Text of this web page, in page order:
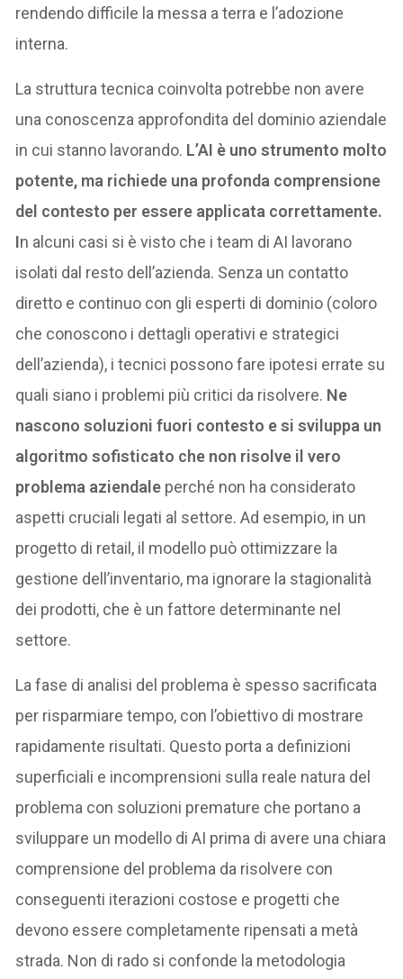
rendendo difficile la messa a terra e l’adozione
interna.
La struttura tecnica coinvolta potrebbe non avere
una conoscenza approfondita del dominio aziendale
in cui stanno lavorando. L’AI è uno strumento molto
potente, ma richiede una profonda comprensione
del contesto per essere applicata correttamente.
In alcuni casi si è visto che i team di AI lavorano
isolati dal resto dell’azienda. Senza un contatto
diretto e continuo con gli esperti di dominio (coloro
che conoscono i dettagli operativi e strategici
dell’azienda), i tecnici possono fare ipotesi errate su
quali siano i problemi più critici da risolvere. Ne
nascono soluzioni fuori contesto e si sviluppa un
algoritmo sofisticato che non risolve il vero
problema aziendale perché non ha considerato
aspetti cruciali legati al settore. Ad esempio, in un
progetto di retail, il modello può ottimizzare la
gestione dell’inventario, ma ignorare la stagionalità
dei prodotti, che è un fattore determinante nel
settore.
La fase di analisi del problema è spesso sacrificata
per risparmiare tempo, con l’obiettivo di mostrare
rapidamente risultati. Questo porta a definizioni
superficiali e incomprensioni sulla reale natura del
problema con soluzioni premature che portano a
sviluppare un modello di AI prima di avere una chiara
comprensione del problema da risolvere con
conseguenti iterazioni costose e progetti che
devono essere completamente ripensati a metà
strada. Non di rado si confonde la metodologia